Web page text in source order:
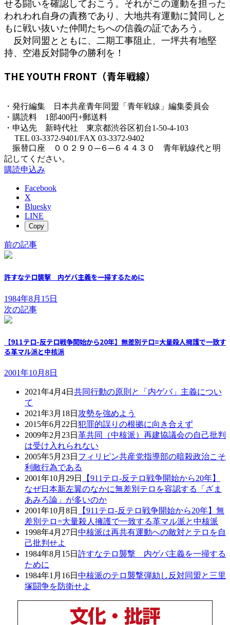
せる闘いを確認しておこう。それがこの運動を担った
われわれ自身の責務であり、大地共有運動に賛同しと
もに戦い抜いた仲間たちへの信義の証であろう。
反対同盟とともに、二期工事阻止、一坪共有地堅
持、空港反対闘争の勝利を！
THE YOUTH FRONT（青年戦線）
・発行編集 日本共産青年同盟「青年戦線」編集委員会
・購読料 1部400円+郵送料
・申込先 新時代社 東京都渋谷区初台1-50-4-103
TEL 03-3372-9401/FAX 03-3372-9402
振替口座 ００２９０─６─６４４３０ 青年戦線代と明
記してください。
購読申込み
Facebook
X
Bluesky
LINE
Copy
前の記事
許すなテロ襲撃 内ゲバ主義を一掃するために
1984年8月15日
次の記事
【911テロ-反テロ戦争開始から20年】無差別テロ=大量殺人擁護で一致す
る革マル派と中核派
2001年10月8日
2021年4月4日 共同行動の原則と「内ゲバ」主義につい
て
2021年3月18日 攻勢を強めよう
2015年6月22日 犯罪的誤りの根拠に向き合えず
2009年2月23日 革共同（中核派）再建協議会の自己批判
は受け入れられない
2005年5月23日 フィリピン共産党指導部の暗殺政治こそ
利敵行為である
2001年10月29日
【911テロ-反テロ戦争開始から20年】
なぜ日本新左翼のなかに無差別テロを容認する「ざま
あみろ論」が多いのか
2001年10月8日
【911テロ-反テロ戦争開始から20年】無
差別テロ=大量殺人擁護で一致する革マル派と中核派
1998年4月27日 中核派は再共有運動への敵対とテロを自
己批判せよ
1984年8月15日 許すなテロ襲撃 内ゲバ主義を一掃する
ために
1984年1月16日 中核派のテロ襲撃弾劾し反対同盟と三里
塚闘争を防衛せよ